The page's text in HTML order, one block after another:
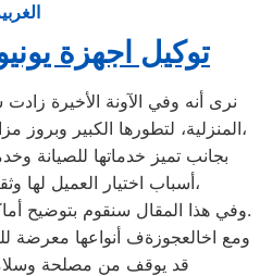
توكيل اجهزة
نرى أنه وفي الآونة الأخيرة
المنزلية، لتطورها الكبير وبروز مزاياها بين باقي العلامات الأخرى،
بجانب تميز خدماتها للصيانة
أسباب اختيار العميل لها وثقته الكبيرة بها وبما تنتجه،
وفي هذا المقال سنقوم بتوضيح أماكن والخدمات المتوفرة للصيانة.
ومع اخالعجوزةف أنواعها معرضة
قد يوقف من مصلحة